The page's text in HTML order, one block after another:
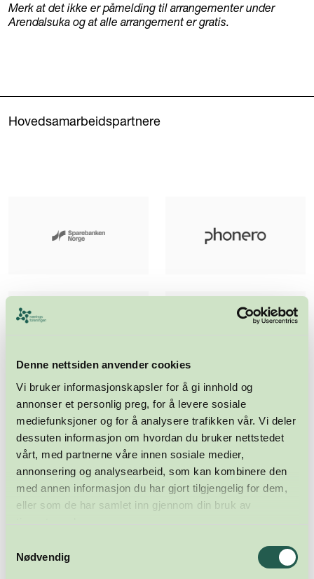
Denne nettsiden anvender cookies
Vi bruker informasjonskapsler for å gi innhold og
annonser et personlig preg, for å levere sosiale
mediefunksjoner og for å analysere trafikken vår. Vi deler
dessuten informasjon om hvordan du bruker nettstedet
vårt, med partnerne våre innen sosiale medier,
annonsering og analysearbeid, som kan kombinere den
med annen informasjon du har gjort tilgjengelig for dem,
eller som de har samlet inn gjennom din bruk av
tjenestene deres.
Nødvendig
Merk at det ikke er påmelding til arrangementer under
Arendalsuka og at alle arrangement er gratis.
Hovedsamarbeidspartnere